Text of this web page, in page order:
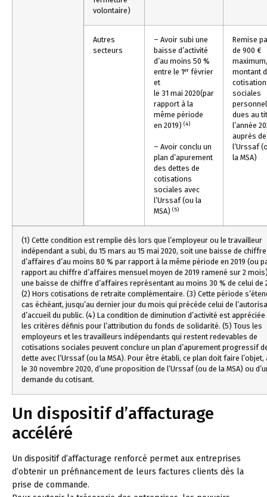
volontaire)
Autres
secteurs
– Avoir subi une
baisse d’activité
d’au moins 50 %
entre le 1er février
et
le 31 mai 2020(par
rapport à la
même période
en 2019) (4)
– Avoir conclu un
plan d’apurement
des dettes de
cotisations
sociales avec
l’Urssaf (ou la
MSA) (5)
Remise
de 900 €
montant
sociales
dues au
l’année
auprès de
l’Urssaf
la MSA)
(1) Cette condition est remplie dès lors que l’employeur ou le travailleur
indépendant a subi, du 15 mars au 15 mai 2020, soit une baisse de chiffre
d’affaires d’au moins 80 % par rapport à la même période en 2019 (ou
rapport au chiffre d’affaires mensuel moyen de 2019 ramené sur 2
une baisse de chiffre d’affaires représentant au moins 30 % de celui de
(2) Hors cotisations de retraite complémentaire. (3) Cette période
cas échéant, jusqu’au dernier jour du mois qui précède celui de
d’accueil du public. (4) La condition de diminution d’activité est
les critères définis pour l’attribution du fonds de solidarité. (5) Tous les
employeurs et les travailleurs indépendants qui restent redevables de
cotisations sociales peuvent conclure un plan d’apurement progressif
dette avec l’Urssaf (ou la MSA). Pour être établi, ce plan doit faire l’objet,
le 30 novembre 2020, d’une proposition de l’Urssaf (ou de la MSA) ou
demande du cotisant.
Un dispositif d’affacturage
accéléré
Un dispositif d’affacturage renforcé permet aux entreprises
d’obtenir un préfinancement de leurs factures clients dès la
prise de commande.